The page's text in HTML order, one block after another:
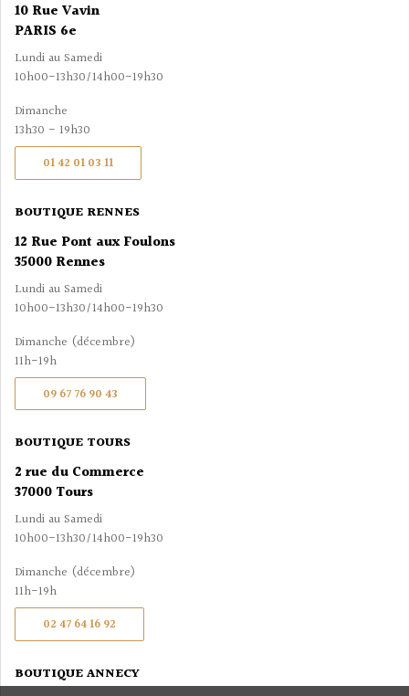
10 Rue Vavin
PARIS 6e
Lundi au Samedi
10h00-13h30/14h00-19h30
Dimanche
13h30 - 19h30
01 42 01 03 11
BOUTIQUE RENNES
12 Rue Pont aux Foulons
35000 Rennes
Lundi au Samedi
10h00-13h30/14h00-19h30
Dimanche (décembre)
11h-19h
09 67 76 90 43
BOUTIQUE TOURS
2 rue du Commerce
37000 Tours
Lundi au Samedi
10h00-13h30/14h00-19h30
Dimanche (décembre)
11h-19h
02 47 64 16 92
BOUTIQUE ANNECY